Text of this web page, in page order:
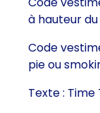
à hauteur
Code
pie ou
Texte :